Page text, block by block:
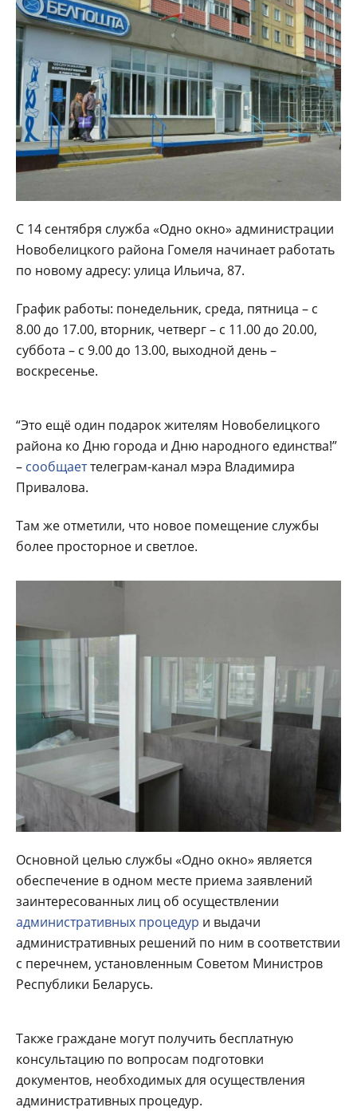
С 14 сентября служба «Одно окно» администрации
Новобелицкого района Гомеля начинает работать
по новому адресу: улица Ильича, 87.
График работы: понедельник, среда, пятница – с
8.00 до 17.00, вторник, четверг – с 11.00 до 20.00,
суббота – с 9.00 до 13.00, выходной день –
воскресенье.
“Это ещё один подарок жителям Новобелицкого
района ко Дню города и Дню народного единства!”
– сообщаеттелеграм-канал мэра Владимира
Привалова.
Там же отметили, что новое помещение службы
более просторное и светлое.
Основной целью службы «Одно окно» является
обеспечение в одном месте приема заявлений
заинтересованных лиц об осуществлении
административных процедур и выдачи
административных решений по ним в соответствии
с перечнем, установленным Советом Министров
Республики Беларусь.
Также граждане могут получить бесплатную
консультацию по вопросам подготовки
документов, необходимых для осуществления
административных процедур.